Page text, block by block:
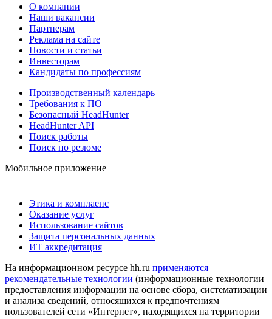
О компании
Наши вакансии
Партнерам
Реклама на сайте
Новости и статьи
Инвесторам
Кандидаты по профессиям
Производственный календарь
Требования к ПО
Безопасный HeadHunter
HeadHunter API
Поиск работы
Поиск по резюме
Мобильное приложение
Этика и комплаенс
Оказание услуг
Использование сайтов
Защита персональных данных
ИТ аккредитация
На информационном ресурсе hh.ru применяются
рекомендательные технологии (информационные технологии
предоставления информации на основе сбора, систематизации
и анализа сведений, относящихся к предпочтениям
пользователей сети «Интернет», находящихся на территории